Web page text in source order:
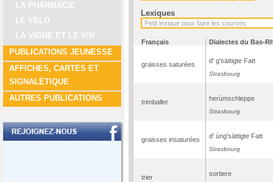
LA PHARMACIE
LE VÉLO
LA VIGNE ET LE VIN
PUBLICATIONS JEUNESSE
AFFICHES, CARTES ET
SIGNALÉTIQUE
AUTRES PUBLICATIONS
Lexiques
Français Dialectes du Bas-
graisses saturées d' g'sättigte Fatt
Strasbourg
trimballer herùmschleppe
Strasbourg
graisses insaturées d' ùng'sättigte Fatt
Strasbourg
trier sortiere